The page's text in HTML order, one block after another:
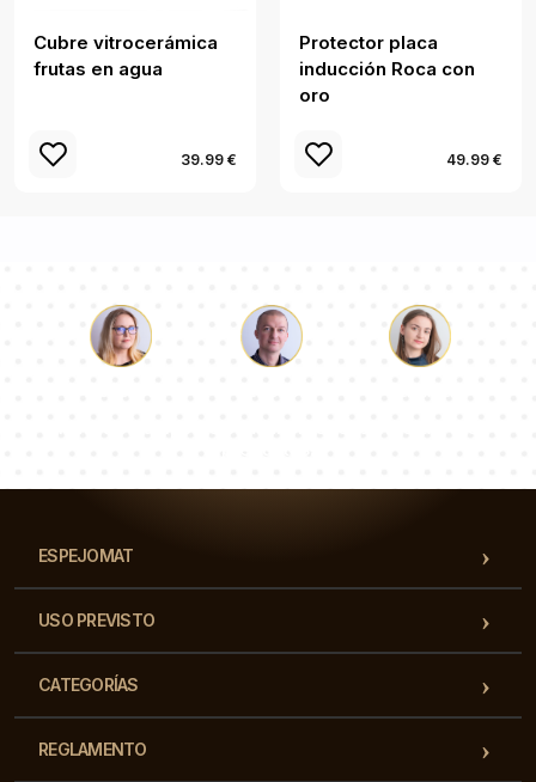
Cubre vitrocerámica
frutas en agua
39.99 €
Protector placa
inducción Roca con
oro
49.99 €
ESPEJOMAT
USO PREVISTO
CATEGORÍAS
REGLAMENTO